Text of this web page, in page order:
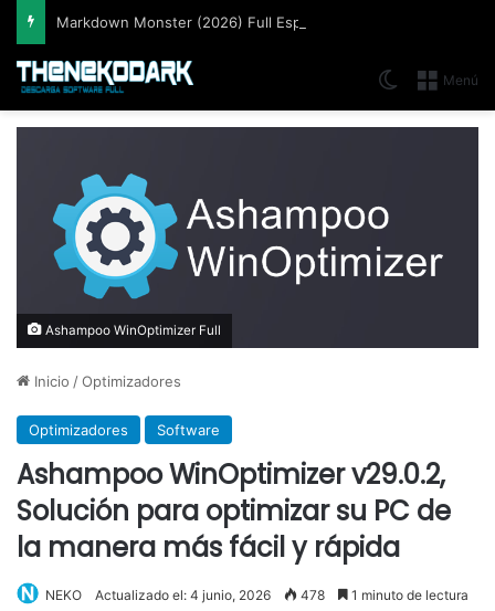
Markdown Monster (2026) Full Español [Mega]
Menú
Switch skin
Ashampoo WinOptimizer Full
Inicio /Optimizadores
Optimizadores Software
Ashampoo WinOptimizer v29.0.2,
Solución para optimizar su PC de
la manera más fácil y rápida
NEKO Actualizado el: 4 junio, 2026 478 1 minuto de lectura